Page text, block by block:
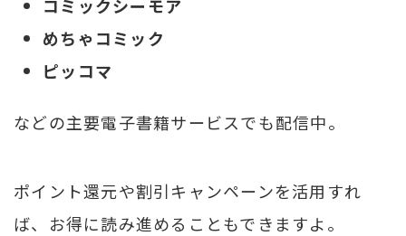
コミックシーモア
めちゃコミック
ピッコマ
などの主要電子書籍サービスでも配信中。
ポイント還元や割引キャンペーンを活用すれ
ば、お得に読み進めることもできますよ。